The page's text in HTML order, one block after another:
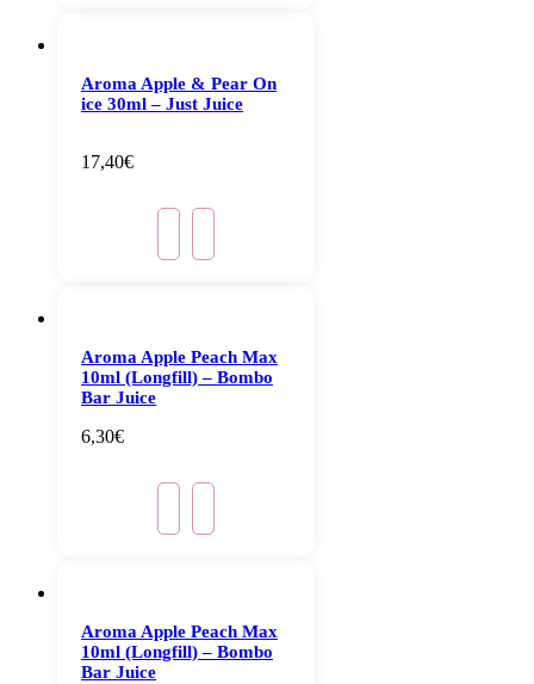
Aroma Apple & Pear On
ice 30ml – Just Juice
17,40€
Aroma Apple Peach Max
10ml (Longfill) – Bombo
Bar Juice
6,30€
Aroma Apple Peach Max
10ml (Longfill) – Bombo
Bar Juice